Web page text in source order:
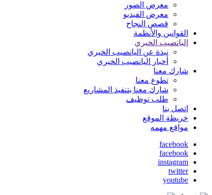
معرض الصور
معرض الفيديو
قصص النجاح
القوانين والأنظمة
اليانصيب الخيري
نبذة عن اليانصيب الخيري
أخبار اليانصيب الخيري
شارك معنا
تطوع معنا
شارك معنا بتنفيذ المشاريع
طلب توظيف
اتصل بنا
خريطة الموقع
مواقع مهمه
social
media
facebook
facebook
instagram
twitter
youtube